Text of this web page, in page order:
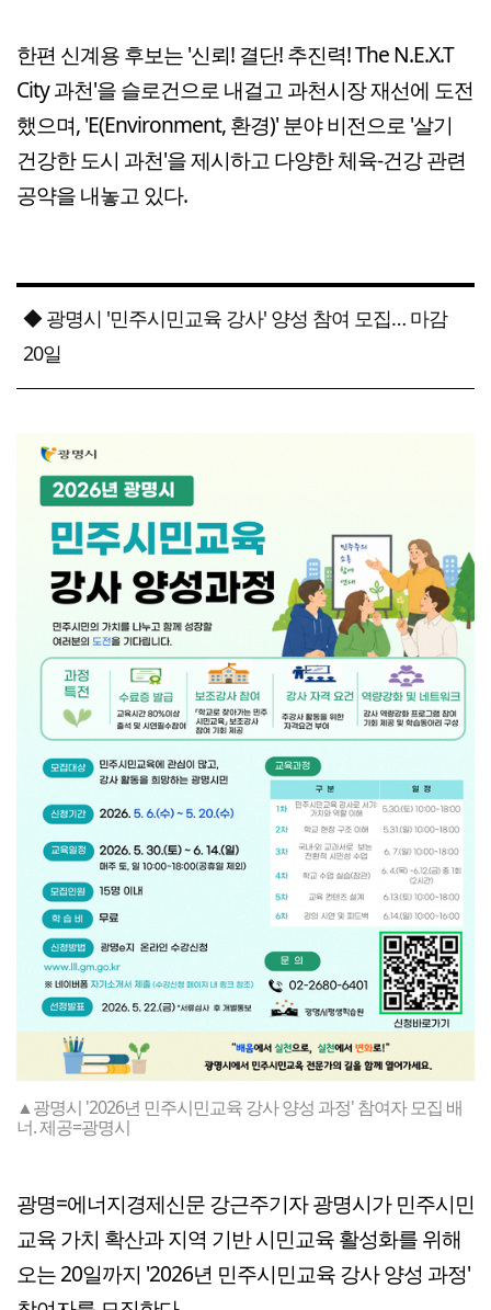
한편 신계용 후보는 '신뢰! 결단! 추진력! The N.E.X.T
City 과천'을 슬로건으로 내걸고 과천시장 재선에 도전
했으며, 'E(Environment, 환경)' 분야 비전으로 '살기
건강한 도시 과천'을 제시하고 다양한 체육-건강 관련
공약을 내놓고 있다.
◆ 광명시 '민주시민교육 강사' 양성 참여 모집… 마감
20일
▲광명시 '2026년 민주시민교육 강사 양성 과정' 참여자 모집 배
너. 제공=광명시
광명=에너지경제신문 강근주기자 광명시가 민주시민
교육 가치 확산과 지역 기반 시민교육 활성화를 위해
오는 20일까지 '2026년 민주시민교육 강사 양성 과정'